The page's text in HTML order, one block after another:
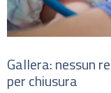
Gallera: nessun
per chiusura